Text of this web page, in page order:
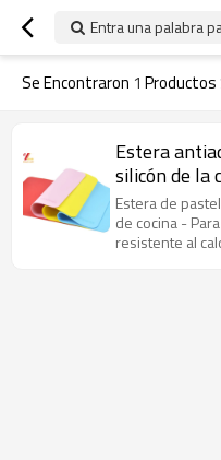
Entra una palabra
Se Encontraron 1 Productos
Estera
silicón de la
cocina
Estera de
de cocina -
resistente al